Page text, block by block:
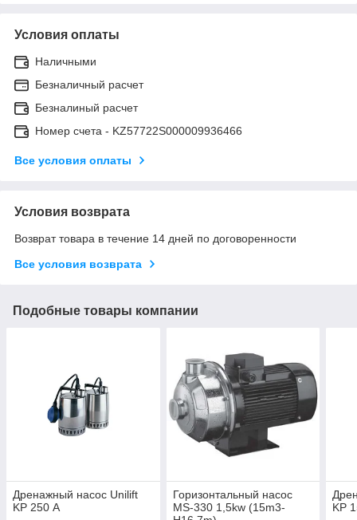
Условия оплаты
Наличными
Безналичный расчет
Безналиный расчет
Номер счета - KZ57722S000009936466
Все условия оплаты
Условия возврата
Возврат товара в течение 14 дней по договоренности
Все условия возврата
Подобные товары компании
Дренажный насос Unilift
KP 250 А
Горизонтальный насос
MS-330 1,5kw (15m3-
KP